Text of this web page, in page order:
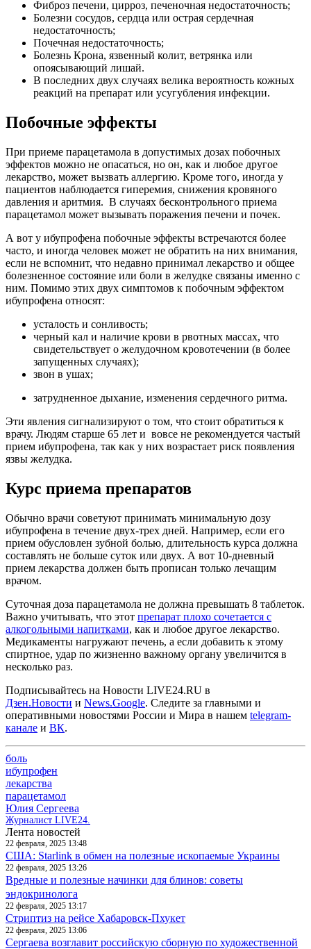
Фиброз печени, цирроз, печеночная недостаточность;
Болезни сосудов, сердца или острая сердечная
недостаточность;
Почечная недостаточность;
Болезнь Крона, язвенный колит, ветрянка или
опоясывающий лишай.
В последних двух случаях велика вероятность кожных
реакций на препарат или усугубления инфекции.
Побочные эффекты
При приеме парацетамола в допустимых дозах побочных
эффектов можно не опасаться, но он, как и любое другое
лекарство, может вызвать аллергию. Кроме того, иногда у
пациентов наблюдается гиперемия, снижения кровяного
давления и аритмия. В случаях бесконтрольного приема
парацетамол может вызывать поражения печени и почек.
А вот у ибупрофена побочные эффекты встречаются более
часто, и иногда человек может не обратить на них внимания,
если не вспомнит, что недавно принимал лекарство и общее
болезненное состояние или боли в желудке связаны именно с
ним. Помимо этих двух симптомов к побочным эффектом
ибупрофена относят:
усталость и сонливость;
черный кал и наличие крови в рвотных массах, что
свидетельствует о желудочном кровотечении (в более
запущенных случаях);
звон в ушах;
затрудненное дыхание, изменения сердечного ритма.
Эти явления сигнализируют о том, что стоит обратиться к
врачу. Людям старше 65 лет и вовсе не рекомендуется частый
прием ибупрофена, так как у них возрастает риск появления
язвы желудка.
Курс приема препаратов
Обычно врачи советуют принимать минимальную дозу
ибупрофена в течение двух-трех дней. Например, если его
прием обусловлен зубной болью, длительность курса должна
составлять не больше суток или двух. А вот 10-дневный
прием лекарства должен быть прописан только лечащим
врачом.
Суточная доза парацетамола не должна превышать 8 таблеток.
Важно учитывать, что этот препарат плохо сочетается с
алкогольными напитками, как и любое другое лекарство.
Медикаменты нагружают печень, а если добавить к этому
спиртное, удар по жизненно важному органу увеличится в
несколько раз.
Подписывайтесь на Новости LIVE24.RU в
Дзен.Новости и News.Google. Следите за главными и
оперативными новостями России и Мира в нашем telegram-
канале и ВК.
боль
ибупрофен
лекарства
парацетамол
Юлия Сергеева
Журналист LIVE24.
Лента новостей
22 февраля, 2025 13:48
США: Starlink в обмен на полезные ископаемые Украины
22 февраля, 2025 13:26
Вредные и полезные начинки для блинов: советы
эндокринолога
22 февраля, 2025 13:17
Стриптиз на рейсе Хабаровск-Пхукет
22 февраля, 2025 13:06
Сергаева возглавит российскую сборную по художественной